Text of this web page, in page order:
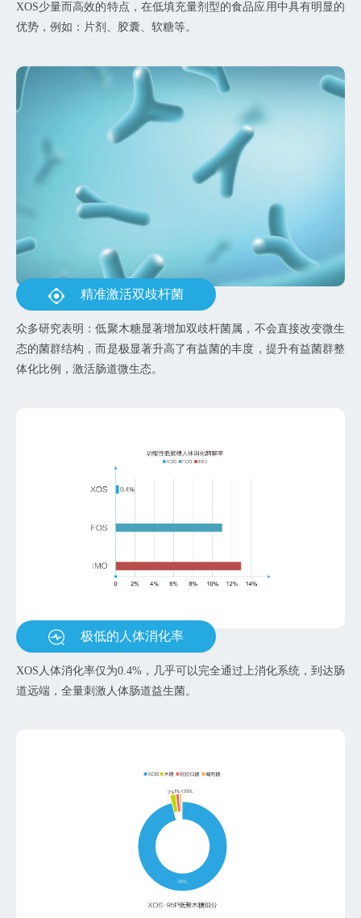
XOS少量而高效的特点，在低填充量剂型的食品应用中具有明显的
优势，例如：片剂、胶囊、软糖等。
精准激活双歧杆菌
众多研究表明：低聚木糖显著增加双歧杆菌属，不会直接改变微生
态的菌群结构，而是极显著升高了有益菌的丰度，提升有益菌群整
体化比例，激活肠道微生态。
极低的人体消化率
XOS人体消化率仅为0.4%，几乎可以完全通过上消化系统，到达肠
道远端，全量刺激人体肠道益生菌。